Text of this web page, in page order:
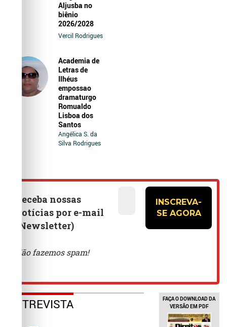
Aljusba no
biênio
2026/2028
Vercil Rodrigues
Academia de
Letras de
Ilhéus
empossao
dramaturgo
Romualdo
Lisboa dos
Santos
Angélica S. da
Silva Rodrigues
ENTREVISTA
FAÇA O DOWNLOAD DA
VERSÃO EM PDF